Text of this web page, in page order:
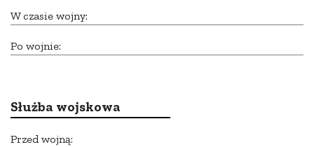
W czasie wojny:
Po wojnie:
Służba wojskowa
Przed wojną: